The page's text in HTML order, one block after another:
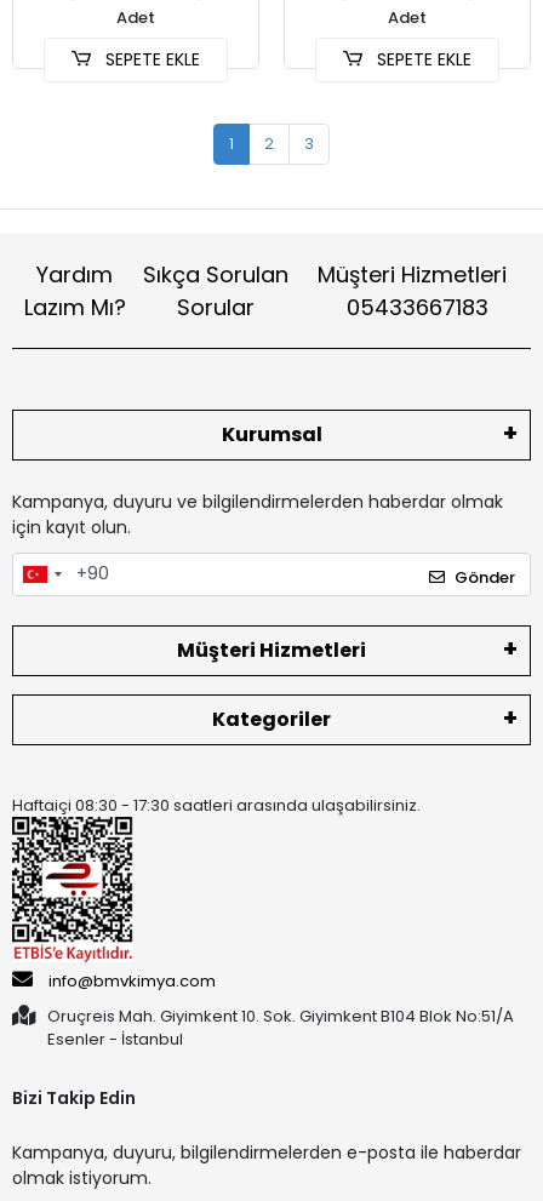
Adet
SEPETE EKLE
Adet
SEPETE EKLE
1 2 3
Yardım
Lazım Mı?
Sıkça Sorulan
Sorular
Müşteri Hizmetleri
05433667183
Kurumsal
Kampanya, duyuru ve bilgilendirmelerden haberdar olmak
için kayıt olun.
Gönder
Müşteri Hizmetleri
Kategoriler
Haftaiçi 08:30 - 17:30 saatleri arasında ulaşabilirsiniz.
info@bmvkimya.com
Oruçreis Mah. Giyimkent 10. Sok. Giyimkent B104 Blok No:51/A
Esenler - İstanbul
Bizi Takip Edin
Kampanya, duyuru, bilgilendirmelerden e-posta ile haberdar
olmak istiyorum.